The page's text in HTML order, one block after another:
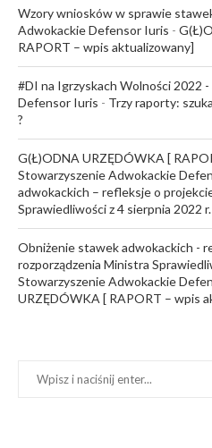
Wzory wniosków w sprawie
Adwokackie Defensor Iuris -
RAPORT – wpis aktualizowany]
#DI na Igrzyskach Wolności 2022
Defensor Iuris - Trzy raporty:
?
G(Ł)ODNA URZĘDÓWKA [
Stowarzyszenie Adwokackie
adwokackich – refleksje o
Sprawiedliwości z 4 sierpnia 2022 r.
Obniżenie stawek adwokackich -
rozporządzenia Ministra
Stowarzyszenie Adwokackie
URZĘDÓWKA [ RAPORT – wpis